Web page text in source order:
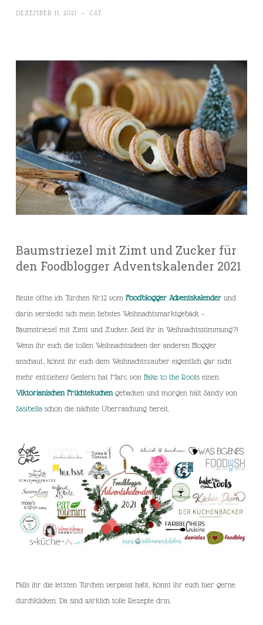
DEZEMBER 11, 2021 ~ CAT
Baumstriezel mit Zimt und Zucker für
den Foodblogger Adventskalender 2021
Heute öffne ich Türchen Nr.12 vom Foodblogger Adventskalender und
darin versteckt sich mein liebstes Weihnachtsmarktgebäck –
Baumstriezel mit Zimt und Zucker. Seid ihr in Weihnachtsstimmung?!
Wenn ihr euch die tollen Weihnachtsideen der anderen Blogger
anschaut, könnt ihr euch dem Weihnachtszauber eigentlich gar nicht
mehr entziehen! Gestern hat Marc von Bake to the Roots einen
Viktorianischen Früchtekuchengebacken und morgen hält Sandy von
Sasibella schon die nächste Überraschung bereit.
Falls ihr die letzten Türchen verpasst habt, könnt ihr euch hier gerne
durchklicken. Da sind wirklich tolle Rezepte drin.